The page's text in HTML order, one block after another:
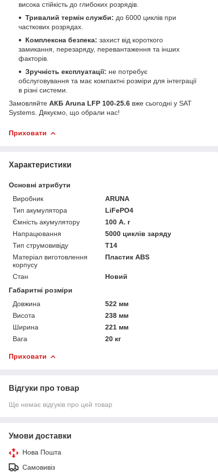
висока стійкість до глибоких розрядів.
Тривалий термін служби: до 6000 циклів при
часткових розрядах.
Комплексна безпека: захист від короткого
замикання, перезаряду, перевантаження та інших
факторів.
Зручність експлуатації: не потребує
обслуговування та має компактні розміри для інтеграції
в різні системи.
Замовляйте АКБ Aruna LFP 100-25.6 вже сьогодні у SAT
Systems. Дякуємо, що обрали нас!
Приховати
Характеристики
Основні атрибути
Виробник
ARUNA
Тип акумулятора
LiFePO4
Ємність акумулятору
100 А. г
Напрацювання
5000 циклів заряду
Тип струмовивіду
Т14
Матеріал виготовлення
корпусу
Пластик ABS
Стан
Новий
Габаритні розміри
Довжина
522 мм
Висота
238 мм
Ширина
221 мм
Вага
20 кг
Приховати
Відгуки про товар
Ще немає відгуків про цей товар
Умови доставки
Нова Пошта
Самовивіз